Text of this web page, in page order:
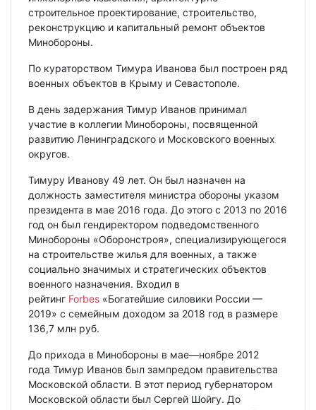
строительное проектирование, строительство,
реконструкцию и капитальный ремонт объектов
Минобороны.
По кураторством Тимура Иванова был построен ряд
военных объектов в Крыму и Севастополе.
В день задержания Тимур Иванов принимал
участие в коллегии Минобороны, посвященной
развитию Ленинградского и Московского военных
округов.
Тимуру Иванову 49 лет. Он был назначен на
должность заместителя министра обороны указом
президента в мае 2016 года. До этого с 2013 по 2016
год он был гендиректором подведомственного
Минобороны «Оборонстроя», специализирующегося
на строительстве жилья для военных, а также
социально значимых и стратегических объектов
военного назначения. Входил в
рейтинг Forbes «Богатейшие силовики России —
2019» с семейным доходом за 2018 год в размере
136,7 млн руб.
До прихода в Минобороны в мае—ноябре 2012
года Тимур Иванов был зампредом правительства
Московской области. В этот период губернатором
Московской области был Сергей Шойгу. До